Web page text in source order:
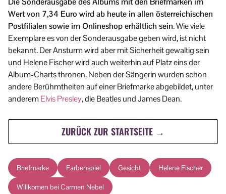
Wert von 7,34 Euro wird ab heute in allen österreichischen
Postfilialen sowie im Onlineshop erhältlich sein. Wie viele
Exemplare es von der Sonderausgabe geben wird, ist nicht
bekannt. Der Ansturm wird aber mit Sicherheit gewaltig sein
und Helene Fischer wird auch weiterhin auf Platz eins der
Album-Charts thronen. Neben der Sängerin wurden schon
andere Berühmtheiten auf einer Briefmarke abgebildet, unter
anderemElvis Presley, die Beatles und James Dean.
ZURÜCK ZUR STARTSEITE →
Briefmarke Farbenspiel Gesicht Helene Fischer
Willkomen bei Carmen Nebel